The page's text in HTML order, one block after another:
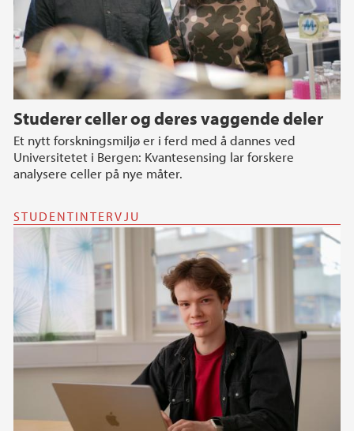
Studerer celler og deres vaggende deler
Et nytt forskningsmiljø er i ferd med å dannes ved
Universitetet i Bergen: Kvantesensing lar forskere
analysere celler på nye måter.
STUDENTINTERVJU